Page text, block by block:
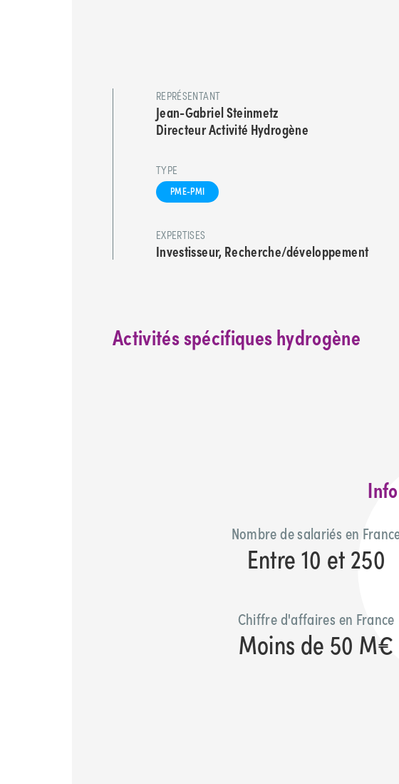
REPRÉSENTANT
Jean-Gabriel Steinmetz
Directeur Activité Hydrogène
TYPE
PME-PMI
EXPERTISES
Investisseur, Recherche/développement
Activités spécifiques hydrogène
Nombre de salariés en
Entre 10 et 250
Chiffre d'affaires en France
Moins de 50 M€